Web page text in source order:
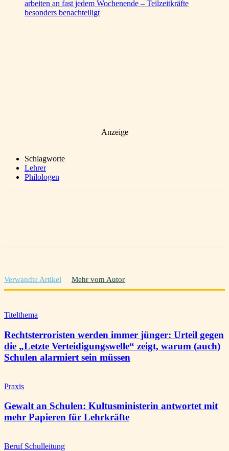
arbeiten an fast jedem Wochenende – Teilzeitkräfte
besonders benachteiligt
Anzeige
Schlagworte
Lehrer
Philologen
Verwandte Artikel Mehr vom Autor
Titelthema
Rechtsterroristen werden immer jünger: Urteil gegen
die „Letzte Verteidigungswelle“ zeigt, warum (auch)
Schulen alarmiert sein müssen
Praxis
Gewalt an Schulen: Kultusministerin antwortet mit
mehr Papieren für Lehrkräfte
Beruf Schulleitung